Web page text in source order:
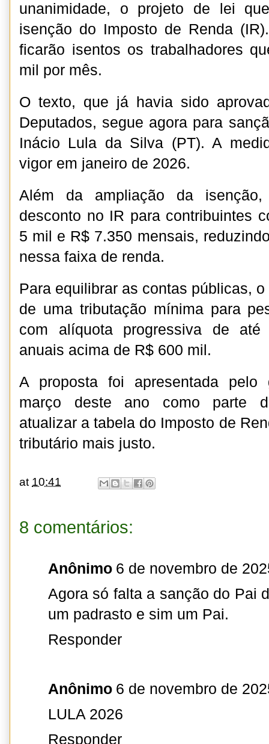
unanimidade, o projeto de lei
isenção do Imposto de Renda
ficarão isentos os trabalhadores
mil por mês.
O texto, que já havia sido
Deputados, segue agora para
Inácio Lula da Silva (PT). A
vigor em janeiro de 2026.
Além da ampliação da
desconto no IR para contribuintes
5 mil e R$ 7.350 mensais,
nessa faixa de renda.
Para equilibrar as contas públicas,
de uma tributação mínima para
com alíquota progressiva de até
anuais acima de R$ 600 mil.
A proposta foi apresentada pelo
março deste ano como parte
atualizar a tabela do Imposto de
tributário mais justo.
at 10:41
8 comentários:
Anônimo 6 de novembro de
Agora só falta a sanção do Pai
um padrasto e sim um Pai.
Responder
Anônimo 6 de novembro de
LULA 2026
Responder